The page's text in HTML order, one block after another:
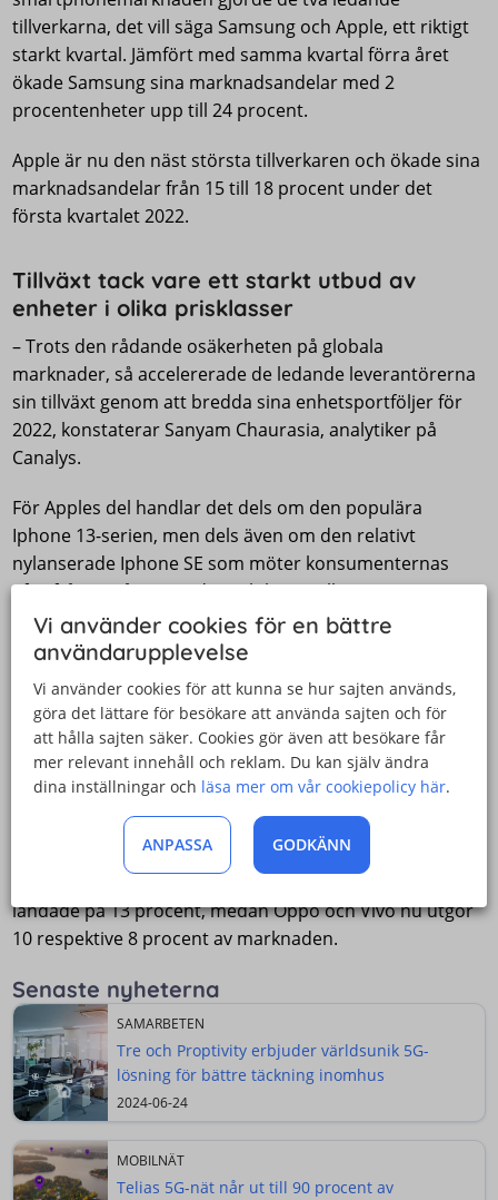
tillverkarna, det vill säga Samsung och Apple, ett riktigt
starkt kvartal. Jämfört med samma kvartal förra året
ökade Samsung sina marknadsandelar med 2
procentenheter upp till 24 procent.
Apple är nu den näst största tillverkaren och ökade sina
marknadsandelar från 15 till 18 procent under det
första kvartalet 2022.
Tillväxt tack vare ett starkt utbud av
enheter i olika prisklasser
– Trots den rådande osäkerheten på globala
marknader, så accelererade de ledande leverantörerna
sin tillväxt genom att bredda sina enhetsportföljer för
2022, konstaterar Sanyam Chaurasia, analytiker på
Canalys.
För Apples del handlar det dels om den populära
Iphone 13-serien, men dels även om den relativt
nylanserade Iphone SE som möter konsumenternas
efterfrågan på prisvärda mobiler i mellansegmentet.
Samtidigt så ökade Samsung sin produktion av Galaxy
A-serien och lanserade flaggskeppsmodellerna i den
omtalade Gaalxy S22-serien.
Kinesiska tillverkartrion tappade fart
De tre kinesiska tillverkarna Xiaomi, Oppo och Vivo, som
under tidigare kvartalsmätningar har visat på hög
acceleration, tappade däremot fart under det första
landade på 13 procent, medan Oppo och Vivo nu utgör
10 respektive 8 procent av marknaden.
Senaste nyheterna
SAMARBETEN
Tre och Proptivity erbjuder världsunik 5G-
lösning för bättre täckning inomhus
2024-06-24
MOBILNÄT
Telias 5G-nät når ut till 90 procent av
Vi använder cookies för en bättre
användarupplevelse
Vi använder cookies för att kunna se hur sajten används,
göra det lättare för besökare att använda sajten och för
att hålla sajten säker. Cookies gör även att besökare får
mer relevant innehåll och reklam. Du kan själv ändra
dina inställningar och läsa mer om vår cookiepolicy här.
ANPASSA GODKÄNN